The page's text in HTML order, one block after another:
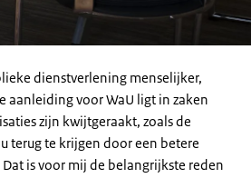
dienstverlening menselijker,
aanleiding voor WaU ligt in zaken
zijn kwijtgeraakt, zoals de
terug te krijgen door een betere
is voor mij de belangrijkste reden